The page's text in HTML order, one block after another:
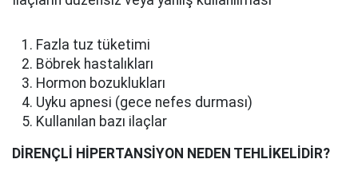
Fazla tuz tüketimi
Böbrek hastalıkları
Hormon bozuklukları
Uyku apnesi (gece nefes durması)
Kullanılan bazı ilaçlar
DİRENÇLİ HİPERTANSİYON NEDEN TEHLİKELİDİR?